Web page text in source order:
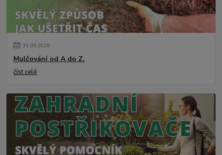
31.05.2025
Mulčování od A do Z.
číst celé